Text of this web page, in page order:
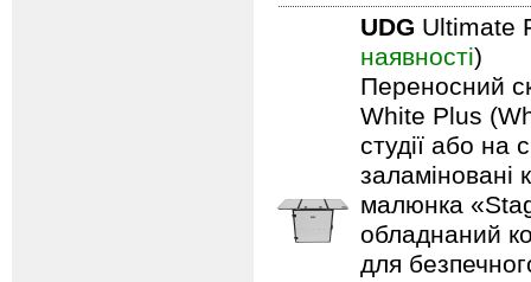
UDG Ultimate
наявності)
Переносний
White Plus
студії або на
заламіновані
малюнка
обладнаний
для